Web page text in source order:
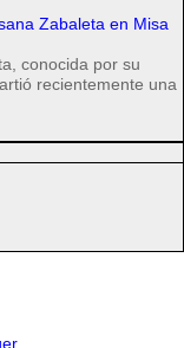
Zabaleta en Misa
conocida por su
recientemente una
.